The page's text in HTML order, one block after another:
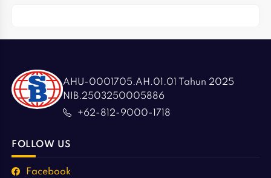
AHU-0001705.AH.01.01 Tahun 2025
NIB.2503250005886
+62-812-9000-1718
FOLLOW US
Facebook